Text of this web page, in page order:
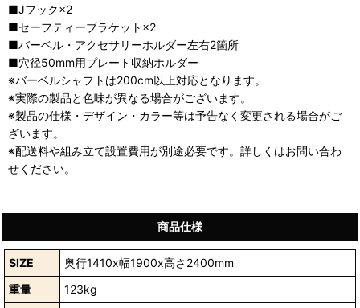
■Jフック×2
■セーフティーブラケット×2
■バーベル・アクセサリーホルダー左右2箇所
■穴径50mm用プレート収納ホルダー
※バーベルシャフトは200cm以上対応となります。
※実際の製品と色味が異なる場合がございます。
※製品の仕様・デザイン・カラー等は予告なく変更される場合がご
ざいます。
※配送料や組み立て設置費用が別途必要です。詳しくはお問い合わ
せください。
商品仕様
SIZE
奥行1410x幅1900x高さ2400mm
重量
123kg